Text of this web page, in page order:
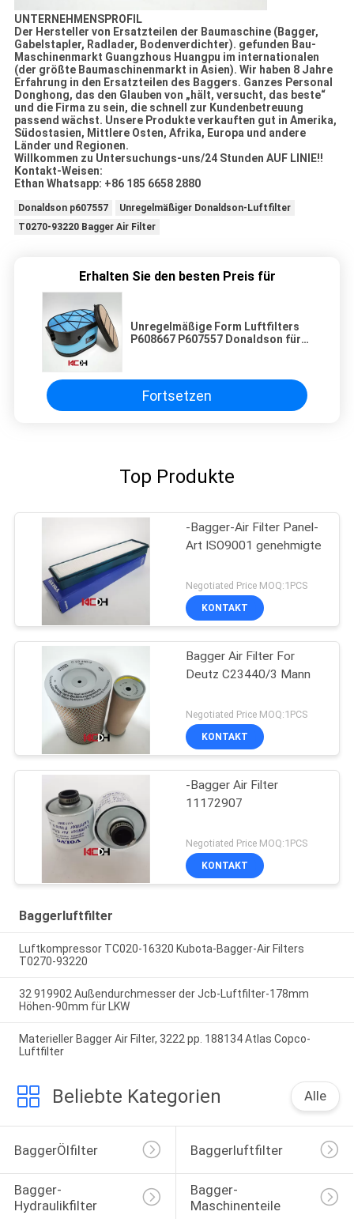
UNTERNEHMENSPROFIL
Der Hersteller von Ersatzteilen der Baumaschine (Bagger,
Gabelstapler, Radlader, Bodenverdichter). gefunden Bau-
Maschinenmarkt Guangzhous Huangpu im internationalen
(der größte Baumaschinenmarkt in Asien). Wir haben 8 Jahre
Erfahrung in den Ersatzteilen des Baggers. Ganzes Personal
Donghong, das den Glauben von „hält, versucht, das beste“
und die Firma zu sein, die schnell zur Kundenbetreuung
passend wächst. Unsere Produkte verkauften gut in Amerika,
Südostasien, Mittlere Osten, Afrika, Europa und andere
Länder und Regionen.
Willkommen zu Untersuchungs-uns/24 Stunden AUF LINIE!!
Kontakt-Weisen:
Ethan Whatsapp: +86 185 6658 2880
Donaldson p607557
Unregelmäßiger Donaldson-Luftfilter
T0270-93220 Bagger Air Filter
Erhalten Sie den besten Preis für
Unregelmäßige Form Luftfilters
P608667 P607557 Donaldson für
Fortsetzen
Top Produkte
-Bagger-Air Filter Panel-
Art ISO9001 genehmigte
Negotiated Price MOQ:1PCS
KONTAKT
Bagger Air Filter For
Deutz C23440/3 Mann
Negotiated Price MOQ:1PCS
KONTAKT
-Bagger Air Filter
11172907
Negotiated Price MOQ:1PCS
KONTAKT
Baggerluftfilter
Luftkompressor TC020-16320 Kubota-Bagger-Air Filters
T0270-93220
32 919902 Außendurchmesser der Jcb-Luftfilter-178mm
Höhen-90mm für LKW
Materieller Bagger Air Filter, 3222 pp. 188134 Atlas Copco-
Luftfilter
Beliebte Kategorien Alle
BaggerÖlfilter Baggerluftfilter
Bagger-
Hydraulikfilter
Bagger-
Maschinenteile